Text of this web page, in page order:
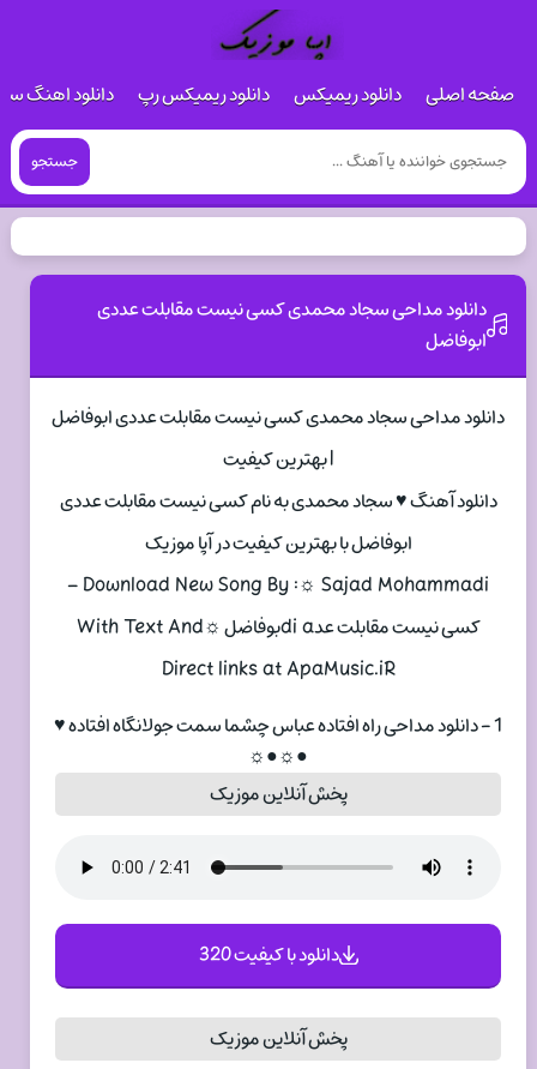
صفحه اصلی دانلود ریمیکس دانلود ریمیکس رپ دانلود اهنگ
جستجو
دانلود مداحی سجاد محمدی ﻛﺴﻰ ﻧﻴﺴﺖ ﻣﻘﺎﺑﻠﺖ ﻋﺪدی
اﺑﻮﻓﺎﺿﻞ
دانلود مداحی سجاد محمدی ﻛﺴﻰ ﻧﻴﺴﺖ ﻣﻘﺎﺑﻠﺖ ﻋﺪدی اﺑﻮﻓﺎﺿﻞ
| بهترین کیفیت
دانلود آهنگ ♥ سجاد محمدی به نام ﻛﺴﻰ ﻧﻴﺴﺖ ﻣﻘﺎﺑﻠﺖ ﻋﺪدی
اﺑﻮﻓﺎﺿﻞ با بهترین کیفیت در آپا موزیک
Download New Song By :☼ Sajad Mohammadi –
ﻛﺴﻰ ﻧﻴﺴﺖ ﻣﻘﺎﺑﻠﺖ ﻋﺪdi aﺑﻮﻓﺎﺿﻞ ☼With Text And
Direct links at ApaMusic.iR
1 - دانلود مداحی راه افتاده عباس ﭼﺸﻤﺎ ﺳﻤﺖ ﺟﻮﻟﺎﻧﮕﺎه اﻓﺘﺎده ♥
●☼●☼
پخش آنلاین موزیک
دانلود با کیفیت 320
پخش آنلاین موزیک